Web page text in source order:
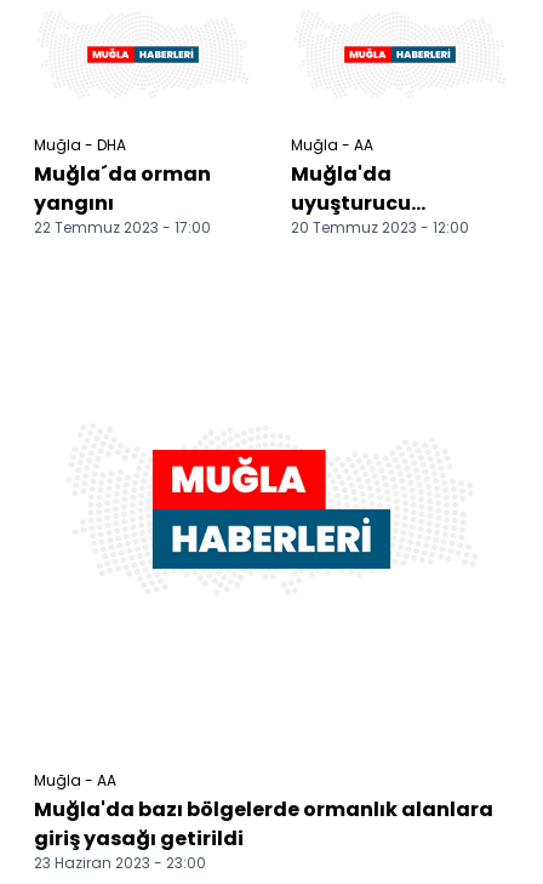
Muğla - DHA
Muğla´da orman
yangını
22 Temmuz 2023 - 17:00
Muğla - AA
Muğla'da
uyuşturucu
operasyonunda 27
20 Temmuz 2023 - 12:00
Muğla - AA
Muğla'da bazı bölgelerde ormanlık alanlara
giriş yasağı getirildi
23 Haziran 2023 - 23:00